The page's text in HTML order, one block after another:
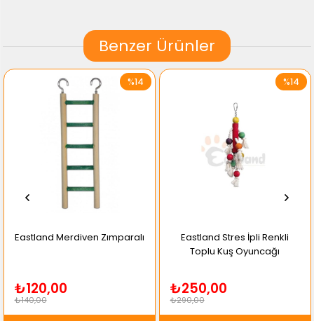
Benzer Ürünler
Eastland Merdiven Zımparalı
₺120,00
₺140,00
%14
Eastland Stres İpli Renkli
Toplu Kuş Oyuncağı
₺250,00
₺290,00
%14